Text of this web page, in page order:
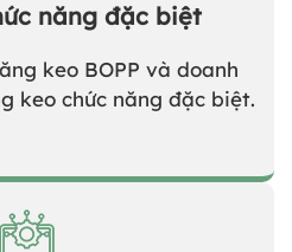
năng đặc biệt
keo BOPP và doanh
keo chức năng đặc biệt.